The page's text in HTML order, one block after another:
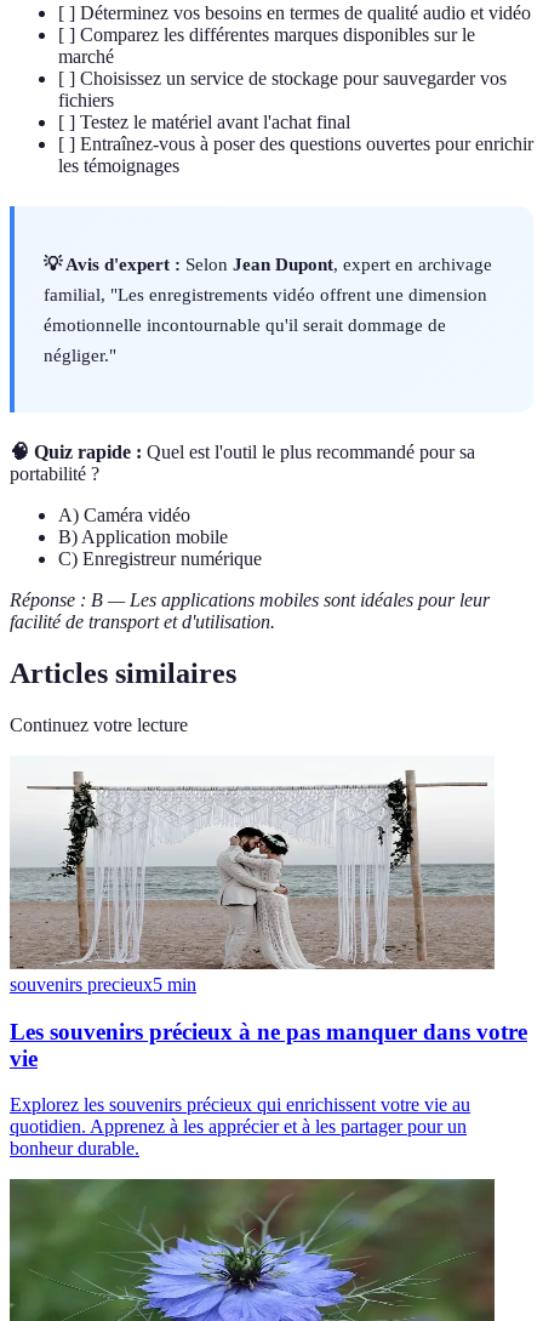
[ ] Déterminez vos besoins en termes de qualité audio et vidéo
[ ] Comparez les différentes marques disponibles sur le
marché
[ ] Choisissez un service de stockage pour sauvegarder vos
fichiers
[ ] Testez le matériel avant l'achat final
[ ] Entraînez-vous à poser des questions ouvertes pour enrichir
les témoignages
💡 Avis d'expert : Selon Jean Dupont, expert en archivage
familial, "Les enregistrements vidéo offrent une dimension
émotionnelle incontournable qu'il serait dommage de
négliger."
🧠 Quiz rapide : Quel est l'outil le plus recommandé pour sa
portabilité ?
A) Caméra vidéo
B) Application mobile
C) Enregistreur numérique
Réponse : B — Les applications mobiles sont idéales pour leur
facilité de transport et d'utilisation.
Articles similaires
Continuez votre lecture
souvenirs precieux5 min
Les souvenirs précieux à ne pas manquer dans votre
vie
Explorez les souvenirs précieux qui enrichissent votre vie au
quotidien. Apprenez à les apprécier et à les partager pour un
bonheur durable.